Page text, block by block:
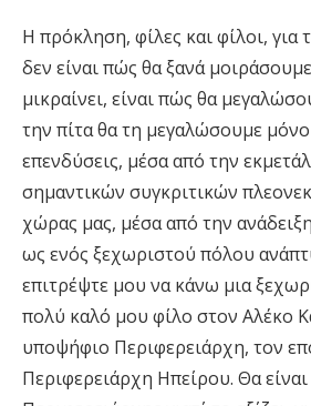
Η πρόκληση, φίλες και φίλοι, για
δεν είναι πώς θα ξανά
μικραίνει, είναι πώς θα
την πίτα θα τη μεγαλώσουμε
επενδύσεις, μέσα από την
σημαντικών συγκριτικών
χώρας μας, μέσα από την
ως ενός ξεχωριστού πόλου
επιτρέψτε μου να κάνω μια
πολύ καλό μου φίλο στον Αλέκο
υποψήφιο Περιφερειάρχη, τον
Περιφερειάρχη Ηπείρου. Θα